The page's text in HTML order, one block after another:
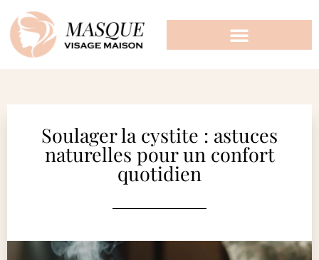
Soulager la cystite : astuces
naturelles pour un confort
quotidien